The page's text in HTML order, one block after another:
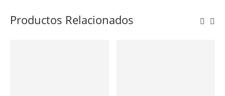
Productos Relacionados